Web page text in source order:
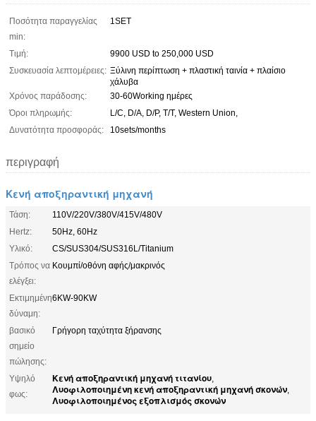
Ποσότητα παραγγελίας
min:
1SET
Τιμή:
9900 USD to 250,000 USD
Συσκευασία λεπτομέρειες: Ξύλινη περίπτωση + πλαστική ταινία + πλαίσιο
χάλυβα
Χρόνος παράδοσης:
30-60Working ημέρες
Όροι πληρωμής:
L/C, D/A, D/P, T/T, Western Union,
Δυνατότητα προσφοράς:
10sets/months
περιγραφή
Κενή αποξηραντική μηχανή
Τάση:
110V/220V/380V/415V/480V
Hertz:
50Hz, 60Hz
Υλικό:
CS/SUS304/SUS316L/Titanium
Τρόπος να
ελέγξει:
Κουμπί/οθόνη αφής/μακρινός
Εκτιμημένη
δύναμη:
6KW-90KW
βασικό
σημείο
πώλησης:
Γρήγορη ταχύτητα ξήρανσης
Υψηλό
φως:
Κενή αποξηραντική μηχανή τιτανίου,
Λυοφιλοποιημένη κενή αποξηραντική μηχανή σκονών,
Λυοφιλοποιημένος εξοπλισμός σκονών